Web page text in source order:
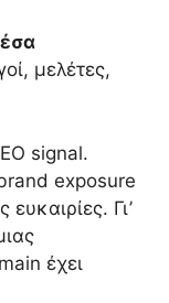
μελέτες,
signal.
exposure
Γι’
έχει